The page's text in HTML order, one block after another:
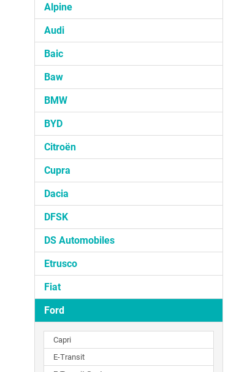
Alpine
Audi
Baic
Baw
BMW
BYD
Citroën
Cupra
Dacia
DFSK
DS Automobiles
Etrusco
Fiat
Ford
Capri
E-Transit